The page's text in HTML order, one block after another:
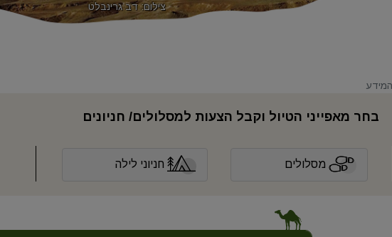
צילום: דב גרינבלט
בחר מאפייני הטיול וקבל הצעות למסלולים/ חניונים
מסלולים חניוני לילה